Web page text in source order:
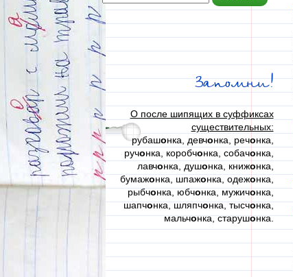
Запомни!
О после шипящих в суффиксах
существительных:
рубашонка, девчонка, речонка,
ручонка, коробчонка, собачонка,
лавчонка, душонка, книжонка,
бумажонка, шпажонка, одежонка,
рыбчонка, юбчонка, мужичонка,
шапчонка, шляпчонка, тысчонка,
мальчонка, старушонка.